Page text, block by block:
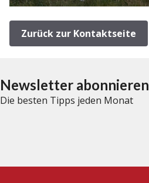
Zurück zur Kontaktseite
Newsletter abonnieren
Die besten Tipps jeden Monat